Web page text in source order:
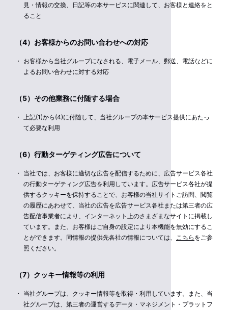
見・情報の交換、日記等の本サービスに関連して、お客様と連絡をと
ること
（4）お客様からのお問い合わせへの対応
お客様から当社グループになされる、電子メール、郵送、電話などに
よるお問い合わせに対する対応
（5）その他業務に付随する場合
上記(1)から(4)に付随して、当社グループの本サービス提供にあたっ
て必要な利用
（6）行動ターゲティング広告について
当社では、お客様に適切な広告を配信するために、広告サービス各社
の行動ターゲティング広告を利用しています。広告サービス各社が提
供するクッキーを保持することで、お客様の当社サイトご訪問、閲覧
の履歴にあわせて、当社の広告を広告サービス各社または第三者の広
告配信事業者により、インターネット上のさまざまなサイトに掲載し
ています。また、お客様はご自身の設定により本機能を無効にするこ
とができます。同情報の提供先各社の情報については、
こちら をご参
照ください。
（7）クッキー情報等の利用
当社グループは、クッキー情報等を取得・利用しています。また、当
社グループは、第三者の運営するデータ・マネジメント・プラットフ